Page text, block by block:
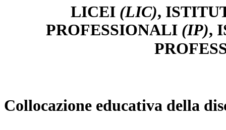
LICEI (LIC),
PROFESSIONALI (IP),
Collocazione educativa della